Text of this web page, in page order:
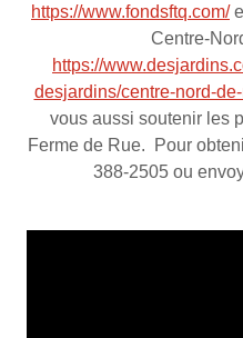
https://www.fondsftq.com/
Centre-
https://
desjardins/centre-nord-
vous aussi soutenir les
Ferme de Rue. Pour
388-2505 ou